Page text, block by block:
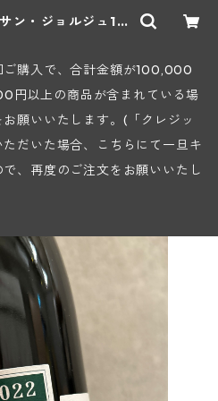
ン・ジョルジュ1級
ラー
ご購入で、合計金額が100,000
円以上の商品が含まれている場
願いいたします。(「クレジッ
だいた場合、こちらにて一旦キ
、再度のご注文をお願いいたし